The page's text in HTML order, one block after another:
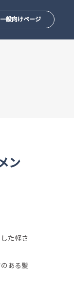
一般向けページ
ン
た軽さ
ある髪